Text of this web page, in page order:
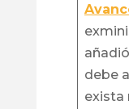
debe
exista